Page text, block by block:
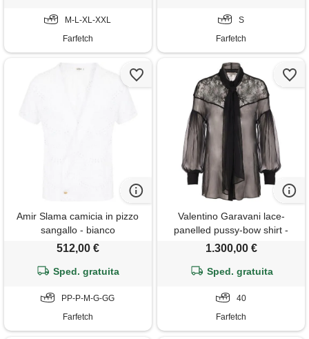
M-L-XL-XXL
Farfetch
S
Farfetch
Amir Slama camicia in pizzo
sangallo - bianco
512,00 €
Sped. gratuita
PP-P-M-G-GG
Farfetch
Valentino Garavani lace-
panelled pussy-bow shirt -
nero
1.300,00 €
Sped. gratuita
40
Farfetch